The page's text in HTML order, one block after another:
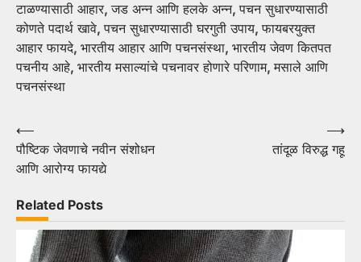
टाळण्यासाठी आहार,जड अन्न आणि हलके अन्न,पचन सुधारण्यासाठी
कोणते पदार्थ खावे,पचन सुधारण्यासाठी घरगुती उपाय,फायबरयुक्त
आहार फायदे, भारतीय आहार आणि पचनसंस्था, भारतीय जेवण कितपत
पचनीय आहे, भारतीय मसाल्यांचे पचनावर होणारे परिणाम,मसाले आणि
पचनसंस्था
Post
navigation
⟵
पौष्टिक जेवणाचे नवीन संशोधन
आणि आरोग्य फायद्ये
तांदूळ विरुद्ध गहू
⟶
Related Posts